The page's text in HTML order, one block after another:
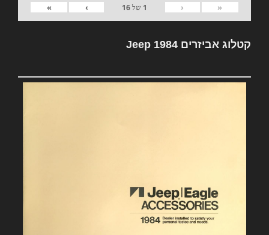
«
‹
1 של16
›
»
קטלוג אביזרים Jeep 1984